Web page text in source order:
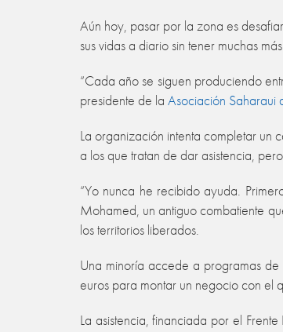
Aún hoy, pasar por la zona es
sus vidas a diario sin tener muchas
“Cada año se siguen produciendo
presidente de la Asociación Saharaui
La organización intenta completar un
a los que tratan de dar asistencia,
“Yo nunca he recibido ayuda.
Mohamed, un antiguo combatiente
los territorios liberados.
Una minoría accede a programas
euros para montar un negocio con el
La asistencia, financiada por el